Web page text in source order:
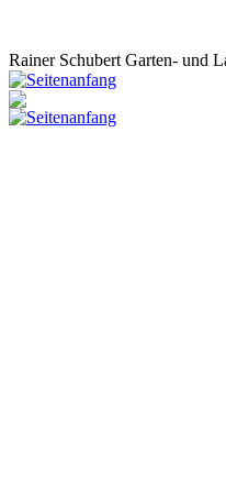
Rainer Schubert Garten- und